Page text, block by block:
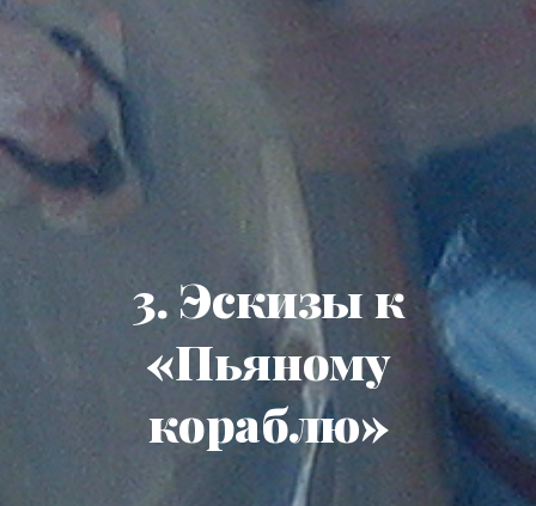
3. Эскизы к
«Пьяному
кораблю»